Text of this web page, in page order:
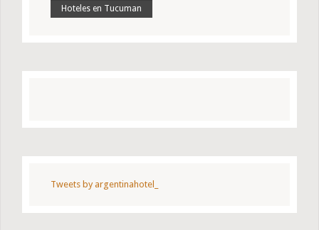
Hoteles en Tucuman
Tweets by argentinahotel_